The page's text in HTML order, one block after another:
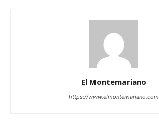
El Montemariano
https://www.elmontemariano.com